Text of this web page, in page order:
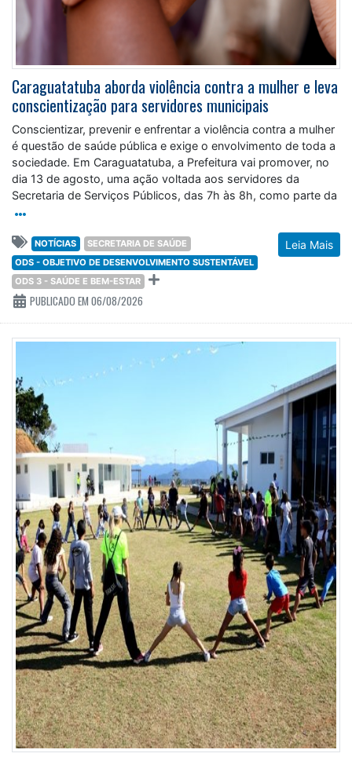
Caraguatatuba aborda violência contra a mulher e leva
conscientização para servidores municipais
Conscientizar, prevenir e enfrentar a violência contra a mulher
é questão de saúde pública e exige o envolvimento de toda a
sociedade. Em Caraguatatuba, a Prefeitura vai promover, no
dia 13 de agosto, uma ação voltada aos servidores da
Secretaria de Serviços Públicos, das 7h às 8h, como parte da
Leia Mais
NOTÍCIAS
SECRETARIA DE SAÚDE
ODS - OBJETIVO DE DESENVOLVIMENTO SUSTENTÁVEL
ODS 3 - SAÚDE E BEM-ESTAR
PUBLICADO EM 06/08/2026